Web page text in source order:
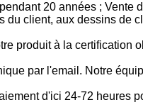
20 années ; Vente
client, aux dessins de
produit à la certification
par l'email. Notre
d'ici 24-72 heures